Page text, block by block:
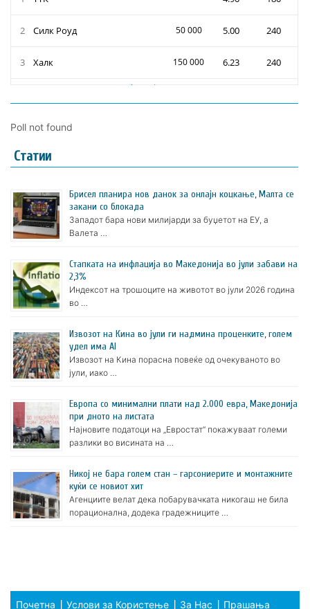
Poll not found
Статии
Брисел планира нов данок за онлајн коцкање, Малта се
закани со блокада
Западот бара нови милијарди за буџетот на ЕУ, а
Валета …
Стапката на инфлација во Македонија во јули забави на
2,3%
Индексот на трошоците на животот во јули 2026 година
во …
Извозот на Кина во јули ги надмина проценките, голем
удел има AI
Извозот на Кина порасна повеќе од очекуваното во
јули, иако …
Европа со минимални плати над 2.000 евра, Македонија
при дното на листата
Најновите податоци на „Евростат“ покажуваат големи
разлики во висината на …
Никој не бара голем стан – гарсониерите и монтажните
куќи се новиот хит
Агенциите велат дека побарувачката никогаш не била
порационална, додека градежниците …
Почетна Услови за Користење За Нас Прашања